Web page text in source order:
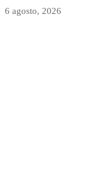
6 agosto, 2026